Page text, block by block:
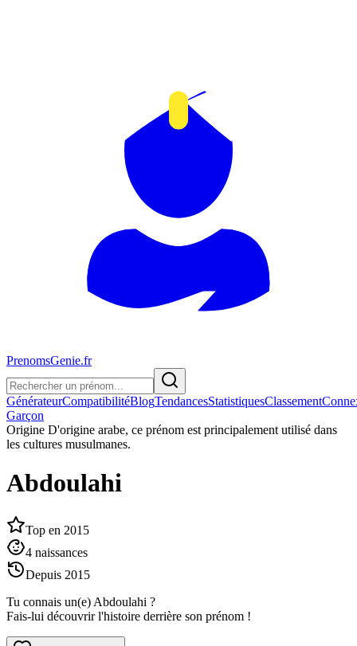
PrenomsGenie.fr
GénérateurCompatibilitéBlogTendancesStatistiquesClassement
Garçon
Origine D'origine arabe, ce prénom est principalement utilisé dans
les cultures musulmanes.
Abdoulahi
Top en 2015
4 naissances
Depuis 2015
Tu connais un(e) Abdoulahi ?
Fais-lui découvrir l'histoire derrière son prénom !